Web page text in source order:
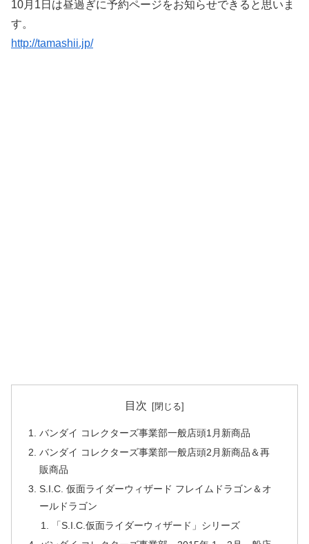
10月1日は昼過ぎに予約ページをお知らせできると思いま
す。
http://tamashii.jp/
目次
バンダイ コレクターズ事業部一般店頭1月新商品
バンダイ コレクターズ事業部一般店頭2月新商品＆再
販商品
S.I.C. 仮面ライダーウィザード フレイムドラゴン＆オ
ールドラゴン
「S.I.C.仮面ライダーウィザード」シリーズ